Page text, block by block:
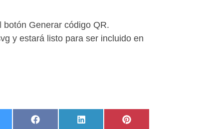
Generar código QR.
y estará listo para ser incluido en
en Bluesky
Compartir en Facebook
Compartir en LinkedIn
Compartir en